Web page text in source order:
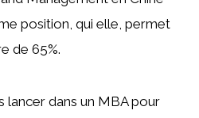
position, qui elle, permet
de 65%.
lancer dans un MBA pour